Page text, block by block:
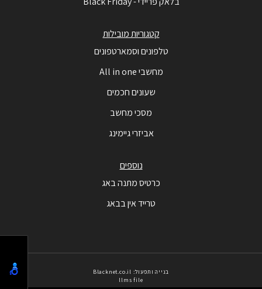
קטגוריות מובילות
טלפונים וסמארטפונים
מחשבי All in one
שעונים חכמים
מסכי מחשב
אביזרי גיימינג
נוספים
כרטיס מתנה באג
טרייד אין בבאג
בנייה ותפעול: Blacknet.co.il
llms file